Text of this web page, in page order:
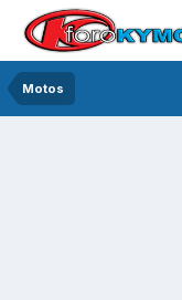
Motos